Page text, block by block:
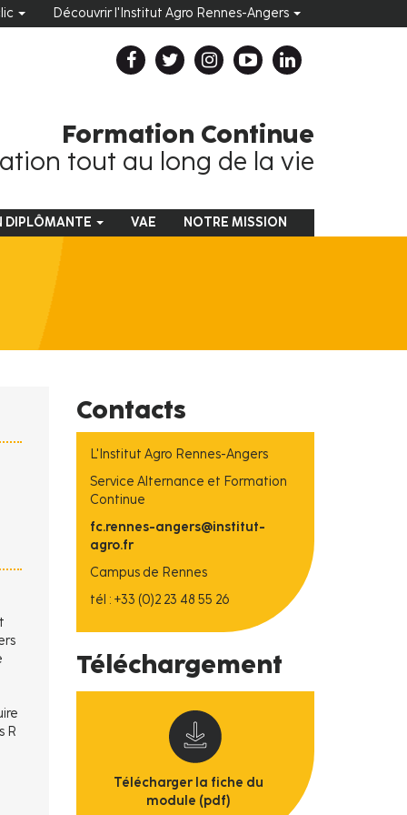
Découvrir l'Institut Agro Rennes-Angers
Formation Continue
tout au long de la vie
DIPLÔMANTE VAE NOTRE MISSION
R
Contacts
L'Institut Agro Rennes-Angers
Service Alternance et Formation
Continue
fc.rennes-angers@institut-
agro.fr
Campus de Rennes
tél : +33 (0)2 23 48 55 26
Téléchargement
Télécharger la fiche du
module (pdf)